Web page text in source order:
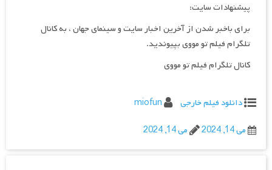
پیشنهادات سایت:
برای باخبر شدن از آخرین اخبار سایت و سینمای جهان ، به کانال
تلگرام فیلم تو مووی بپیوندید.
کانال تلگرام فیلم تو مووی
دانلود فیلم خارجی
miofun
می 14, 2024
می 14, 2024